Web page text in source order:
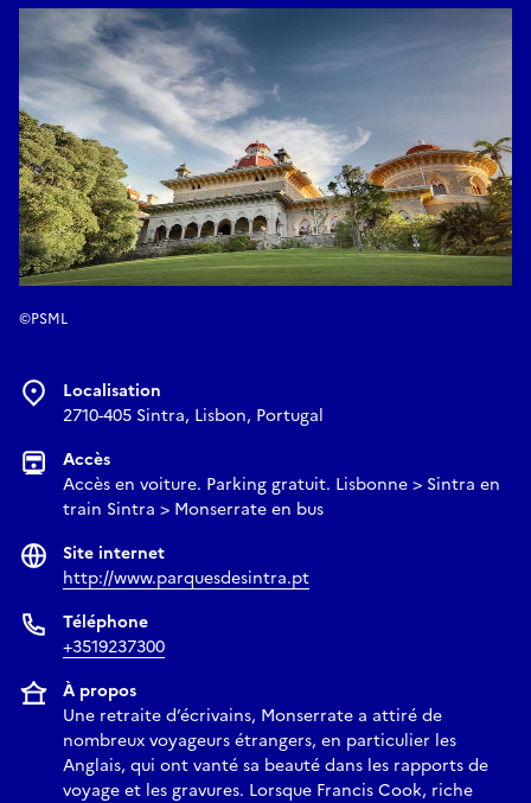
©PSML
Localisation
2710-405 Sintra, Lisbon, Portugal
Accès
Accès en voiture. Parking gratuit. Lisbonne > Sintra en
train Sintra > Monserrate en bus
Site internet
http://www.parquesdesintra.pt
Téléphone
+3519237300
À propos
Une retraite d’écrivains, Monserrate a attiré de
nombreux voyageurs étrangers, en particulier les
Anglais, qui ont vanté sa beauté dans les rapports de
voyage et les gravures. Lorsque Francis Cook, riche